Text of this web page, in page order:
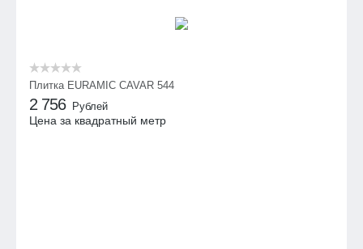
Плитка EURAMIC CAVAR 544
2 756 Рублей
Цена за квадратный метр